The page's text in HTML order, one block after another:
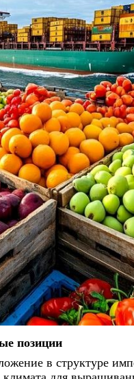
позиции
в структуре